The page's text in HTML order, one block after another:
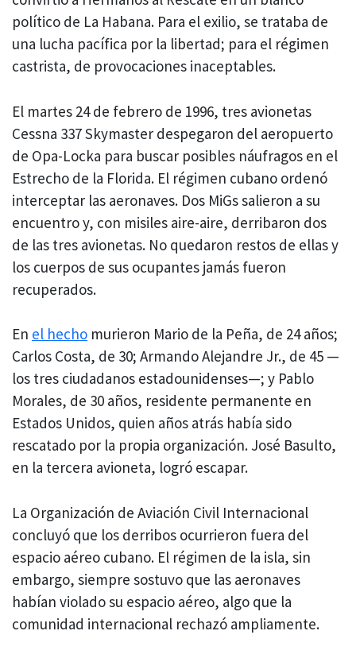
político de La Habana. Para el exilio, se trataba de
una lucha pacífica por la libertad; para el régimen
castrista, de provocaciones inaceptables.
El martes 24 de febrero de 1996, tres avionetas
Cessna 337 Skymaster despegaron del aeropuerto
de Opa-Locka para buscar posibles náufragos en el
Estrecho de la Florida. El régimen cubano ordenó
interceptar las aeronaves. Dos MiGs salieron a su
encuentro y, con misiles aire-aire, derribaron dos
de las tres avionetas. No quedaron restos de ellas y
los cuerpos de sus ocupantes jamás fueron
recuperados.
En el hecho murieron Mario de la Peña, de 24 años;
Carlos Costa, de 30; Armando Alejandre Jr., de 45 —
los tres ciudadanos estadounidenses—; y Pablo
Morales, de 30 años, residente permanente en
Estados Unidos, quien años atrás había sido
rescatado por la propia organización. José Basulto,
en la tercera avioneta, logró escapar.
La Organización de Aviación Civil Internacional
concluyó que los derribos ocurrieron fuera del
espacio aéreo cubano. El régimen de la isla, sin
embargo, siempre sostuvo que las aeronaves
habían violado su espacio aéreo, algo que la
comunidad internacional rechazó ampliamente.